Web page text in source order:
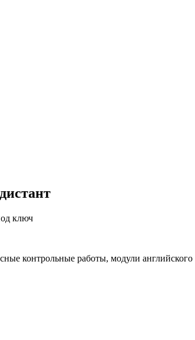
ключ
контрольные работы, модули